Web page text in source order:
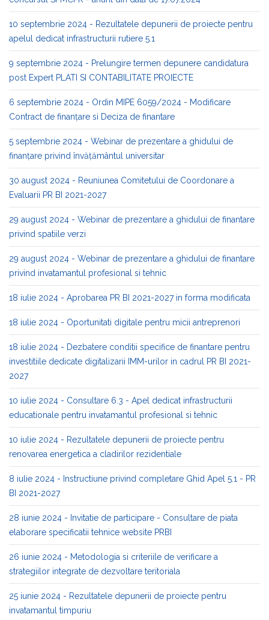
10 septembrie 2024 - Rezultatele depunerii de proiecte pentru
apelul dedicat infrastructurii rutiere 5.1
9 septembrie 2024 - Prelungire termen depunere candidatura
post Expert PLATI SI CONTABILITATE PROIECTE
6 septembrie 2024 - Ordin MIPE 6059/2024 - Modificare
Contract de finanţare si Deciza de finantare
5 septembrie 2024 - Webinar de prezentare a ghidului de
finanțare privind învățământul universitar
30 august 2024 - Reuniunea Comitetului de Coordonare a
Evaluarii PR BI 2021-2027
29 august 2024 - Webinar de prezentare a ghidului de finantare
privind spatiile verzi
29 august 2024 - Webinar de prezentare a ghidului de finantare
privind invatamantul profesional si tehnic
18 iulie 2024 - Aprobarea PR BI 2021-2027 in forma modificata
18 iulie 2024 - Oportunitati digitale pentru micii antreprenori
18 iulie 2024 - Dezbatere conditii specifice de finantare pentru
investitiile dedicate digitalizarii IMM-urilor in cadrul PR BI 2021-
2027
10 iulie 2024 - Consultare 6.3 - Apel dedicat infrastructurii
educationale pentru invatamantul profesional si tehnic
10 iulie 2024 - Rezultatele depunerii de proiecte pentru
renovarea energetica a cladirilor rezidentiale
8 iulie 2024 - Instructiune privind completare Ghid Apel 5.1 - PR
BI 2021-2027
28 iunie 2024 - Invitatie de participare - Consultare de piata
elaborare specificatii tehnice website PRBI
26 iunie 2024 - Metodologia si criteriile de verificare a
strategiilor integrate de dezvoltare teritoriala
25 iunie 2024 - Rezultatele depunerii de proiecte pentru
invatamantul timpuriu